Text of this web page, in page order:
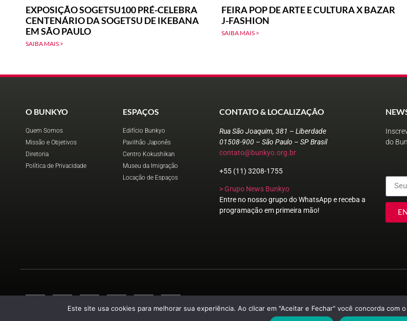
EXPOSIÇÃO SOGETSU100 PRÉ-CELEBRA
CENTENÁRIO DA SOGETSU DE IKEBANA
EM SÃO PAULO
SAIBA MAIS >
FEIRA POP DE ARTE E CULTURA X BAZAR
J-FASHION
SAIBA MAIS >
O BUNKYO
Quem Somos
Missão e Objetivos
Diretoria
Política de Privacidade
ESPAÇOS
Edifício Bunkyo
Pavilhão Japonês
Centro Kokushikan
Museu da Imigração
Locação de Espaços
CONTATO & LOCALIZAÇÃO
Rua São Joaquim, 381 – Liberdade
01508-900 – São Paulo – SP Brasil
contato@bunkyo.org.br
+55 (11) 3208-1755
> Grupo News Bunkyo
Entre no nosso grupo do WhatsApp e receba a
programação em primeira mão!
do
Este site usa cookies para melhorar sua experiência. Ao clicar em "Aceitar e Fechar" você concorda com